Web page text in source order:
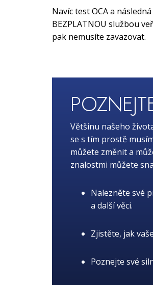
Navíc test OCA a
BEZPLATNOU službou
pak nemusíte zavazovat.
Většinu našeho
se s tím prostě
můžete změnit a
znalostmi můžete
Nalezněte své
a další věci.
Zjistěte, jak
Poznejte své